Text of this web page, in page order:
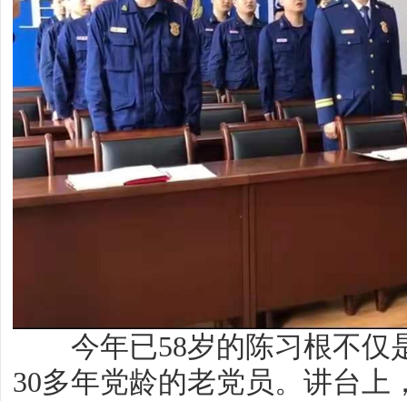
今年已58岁的陈习根不仅
30多年党龄的老党员。讲台上